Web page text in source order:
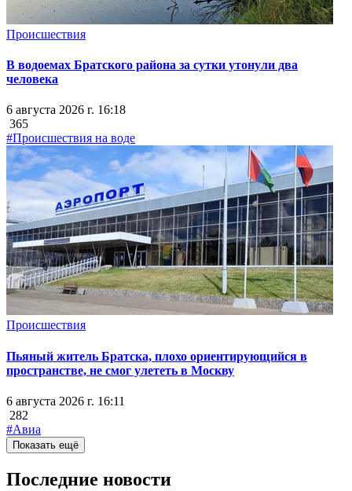
Происшествия
В водоемах Братского района за сутки утонули два
человека
6 августа 2026 г. 16:18
365
#Происшествия на воде
Происшествия
Пьяный житель Братска, плохо ориентирующийся в
пространстве, не смог улететь в Москву
6 августа 2026 г. 16:11
282
#Авиа
Показать ещё
Последние новости